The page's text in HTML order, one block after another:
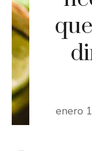
enero